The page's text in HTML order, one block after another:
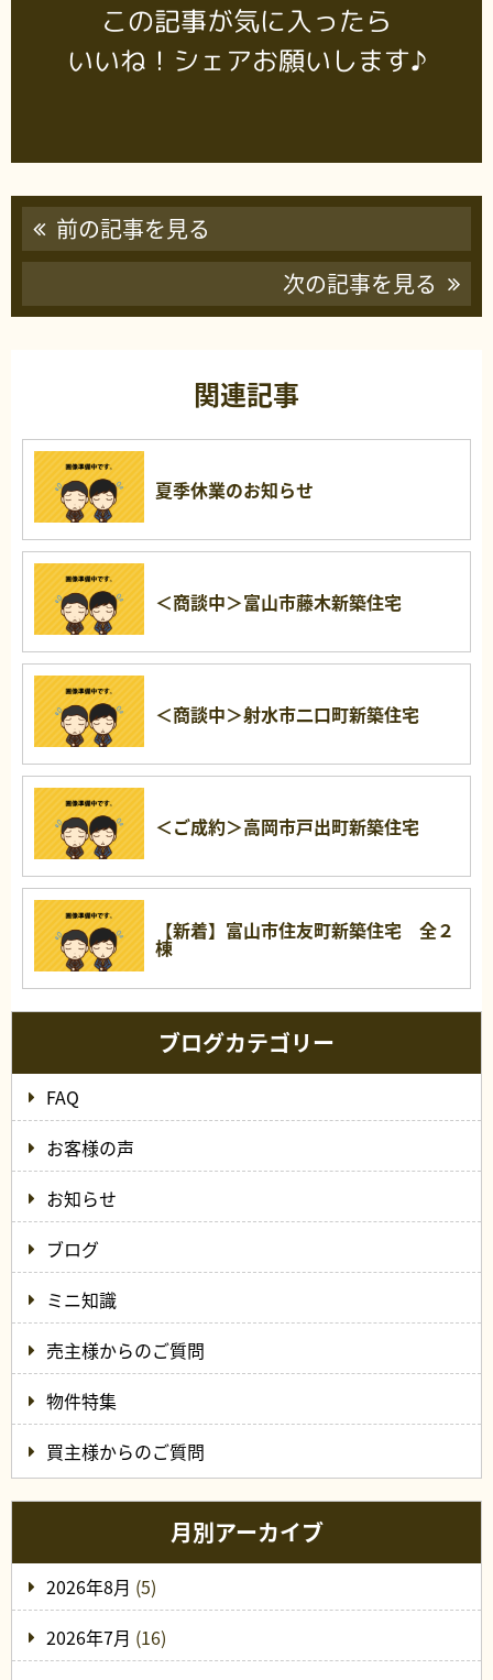
この記事が気に入ったら
いいね！シェアお願いします♪
前の記事を見る
次の記事を見る
関連記事
夏季休業のお知らせ
＜商談中＞富山市藤木新築住宅
＜商談中＞射水市二口町新築住宅
＜ご成約＞高岡市戸出町新築住宅
【新着】富山市住友町新築住宅 全２
棟
ブログカテゴリー
FAQ
お客様の声
お知らせ
ブログ
ミニ知識
売主様からのご質問
物件特集
買主様からのご質問
月別アーカイブ
2026年8月 (5)
2026年7月 (16)